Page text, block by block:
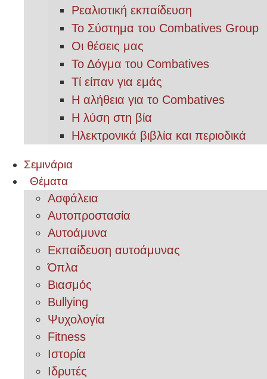
Ρεαλιστική εκπαίδευση
Το Σύστημα του Combatives Group
Οι θέσεις μας
Το Δόγμα του Combatives
Τί είπαν για εμάς
Η αλήθεια για το Combatives
Η λύση στη βία
Ηλεκτρονικά βιβλία και περιοδικά
Σεμινάρια
Θέματα
Ασφάλεια
Αυτοπροστασία
Αυτοάμυνα
Εκπαίδευση αυτοάμυνας
Όπλα
Βιασμός
Bullying
Ψυχολογία
Fitness
Ιστορία
Ιδρυτές